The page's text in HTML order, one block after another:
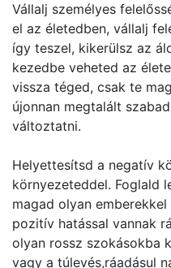
Vállalj személyes
el az életedben, vállalj
így teszel, kikerülsz az
kezedbe veheted az
vissza téged, csak te
újonnan megtalált
változtatni.
Helyettesítsd a negatív
környezeteddel. Foglald
magad olyan
pozitív hatással vannak
olyan rossz szokásokba
vagy a túlevés,ráadásul